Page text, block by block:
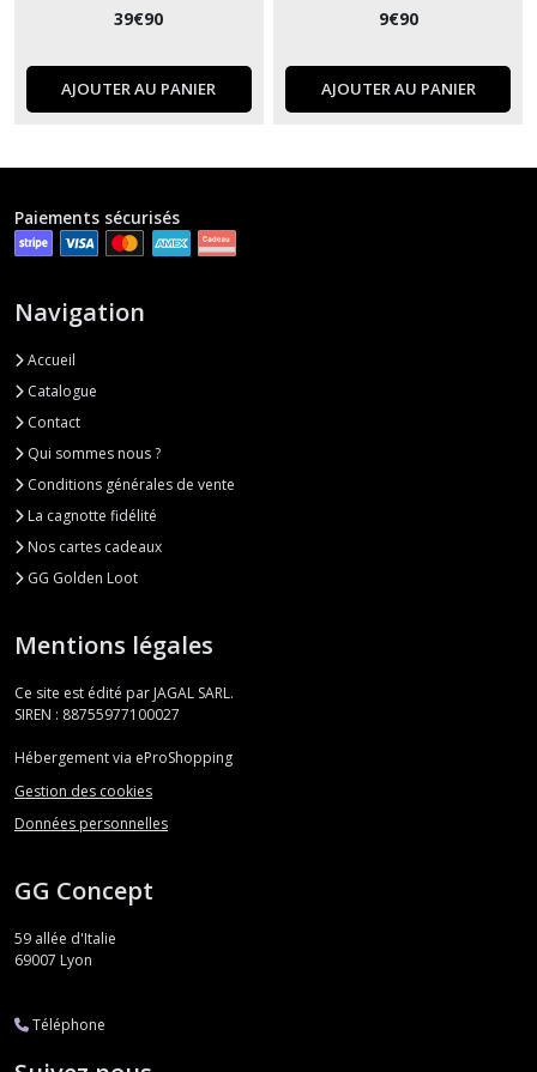
39€90
AJOUTER AU PANIER
9€90
AJOUTER AU PANIER
Paiements sécurisés
Navigation
Accueil
Catalogue
Contact
Qui sommes nous ?
Conditions générales de vente
La cagnotte fidélité
Nos cartes cadeaux
GG Golden Loot
Mentions légales
Ce site est édité par JAGAL SARL.
SIREN : 88755977100027
Hébergement via eProShopping
Gestion des cookies
Données personnelles
GG Concept
59 allée d'Italie
69007 Lyon
Téléphone